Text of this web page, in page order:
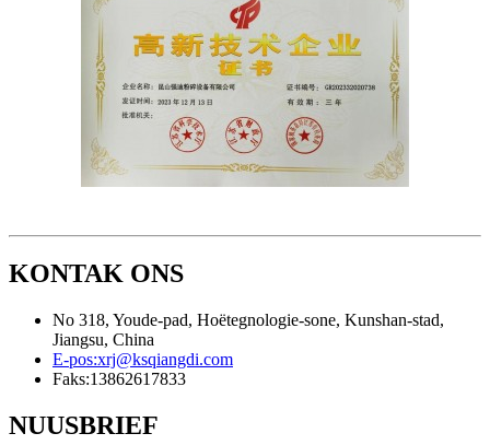
KONTAK ONS
No 318, Youde-pad, Hoëtegnologie-sone, Kunshan-stad,
Jiangsu, China
E-pos:xrj@ksqiangdi.com
Faks:13862617833
NUUSBRIEF